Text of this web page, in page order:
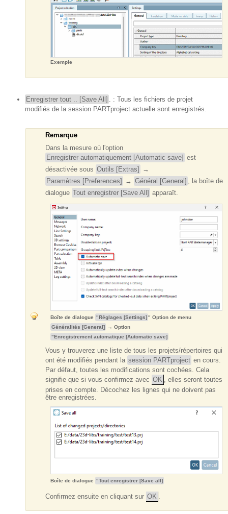
Exemple
Enregistrer tout .. [Save All] . : Tous les fichiers de projet
modifiés de la session PARTproject actuelle sont enregistrés.
Remarque
Dans la mesure où l'option
Enregistrer automatiquement [Automatic save] est
désactivée sous Outils [Extras]
→
Paramètres [Preferences]
→ Général [General] , la boîte de
dialogue Tout enregistrer [Save All] apparaît.
Boîte de dialogue "Réglages [Settings]" Option de menu
Généralités [General]
→ Option
"Enregistrement automatique [Automatic save]
Vous y trouverez une liste de tous les projets/répertoires qui
ont été modifiés pendant la session PARTproject en cours.
Par défaut, toutes les modifications sont cochées. Cela
signifie que si vous confirmez avec OK , elles seront toutes
prises en compte. Décochez les lignes qui ne doivent pas
être enregistrées.
Boîte de dialogue "Tout enregistrer [Save all]
Confirmez ensuite en cliquant sur OK .